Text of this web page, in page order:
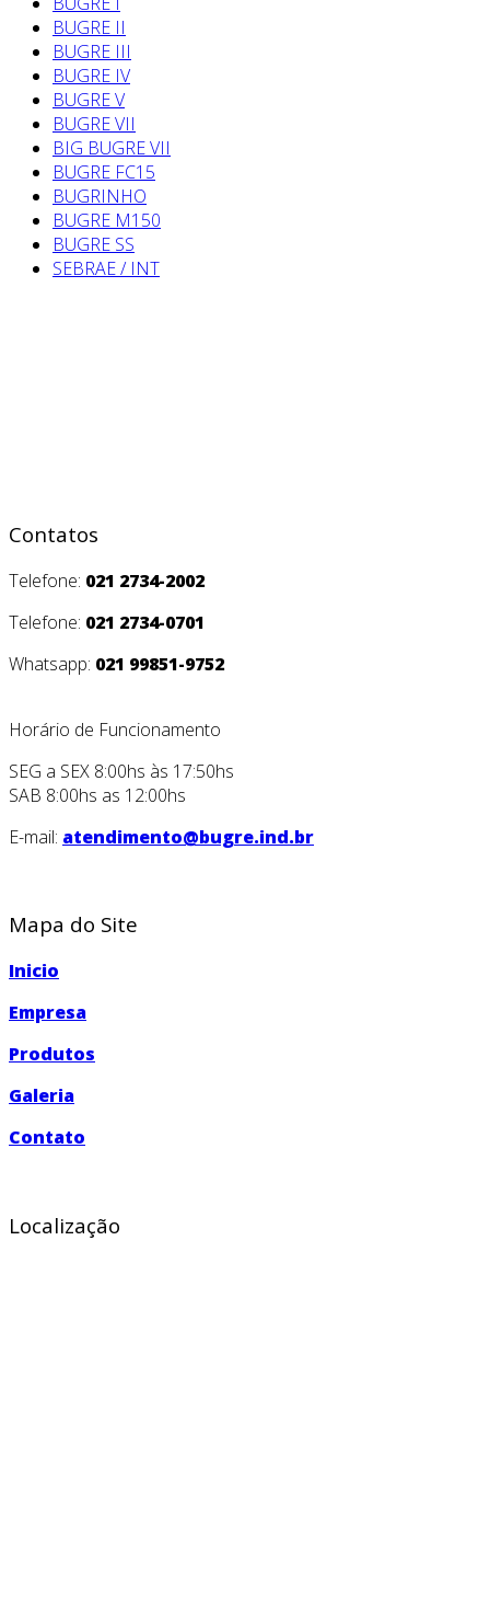
BUGRE II
BUGRE III
BUGRE IV
BUGRE V
BUGRE VII
BIG BUGRE VII
BUGRE FC15
BUGRINHO
BUGRE M150
BUGRE SS
SEBRAE / INT
Contatos
Telefone: 021 2734-2002
Telefone: 021 2734-0701
Whatsapp: 021 99851-9752
Horário de Funcionamento
SEG a SEX 8:00hs às 17:50hs
SAB 8:00hs as 12:00hs
E-mail: atendimento@bugre.ind.br
Mapa do Site
Inicio
Empresa
Produtos
Galeria
Contato
Localização